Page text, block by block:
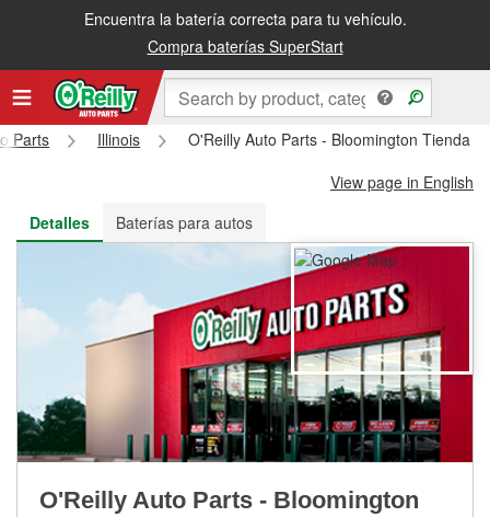
Encuentra la batería correcta para tu vehículo.
Compra baterías SuperStart
Recibe tu orden gratis al día siguiente o recógela en la tienda
Parts Illinois
O'Reilly Auto Parts - Bloomington Tienda
View page in English
Detalles
Baterías para autos
O'Reilly Auto Parts - Bloomington